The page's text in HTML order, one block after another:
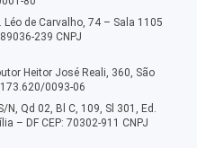
Léo de Carvalho, 74 – Sala 1105
239 CNPJ
Heitor José Reali, 360, São
0093-06
Qd 02, Bl C, 109, Sl 301, Ed.
– DF CEP: 70302-911 CNPJ